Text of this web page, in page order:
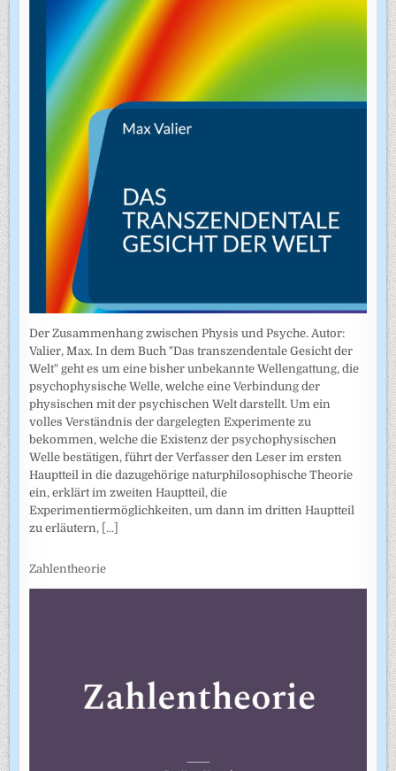
Der Zusammenhang zwischen Physis und Psyche. Autor:
Valier, Max. In dem Buch "Das transzendentale Gesicht der
Welt" geht es um eine bisher unbekannte Wellengattung, die
psychophysische Welle, welche eine Verbindung der
physischen mit der psychischen Welt darstellt. Um ein
volles Verständnis der dargelegten Experimente zu
bekommen, welche die Existenz der psychophysischen
Welle bestätigen, führt der Verfasser den Leser im ersten
Hauptteil in die dazugehörige naturphilosophische Theorie
ein, erklärt im zweiten Hauptteil, die
Experimentiermöglichkeiten, um dann im dritten Hauptteil
zu erläutern, [...]
Zahlentheorie